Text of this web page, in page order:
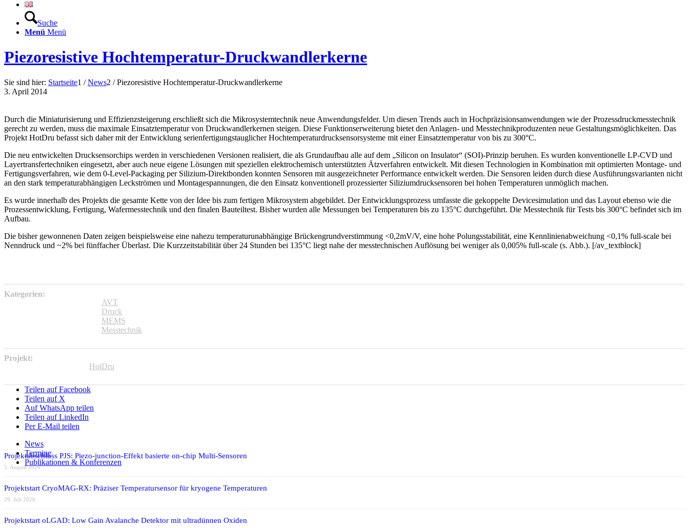
Suche
Menü Menü
Piezoresistive Hochtemperatur-Druckwandlerkerne
Sie sind hier: Startseite1 / News2 / Piezoresistive Hochtemperatur-Druckwandlerkerne
3. April 2014
Durch die Miniaturisierung und Effizienzsteigerung erschließt sich die Mikrosystemtechnik neue Anwendungsfelder. Um diesen Trends auch in Hochpräzisionsanwendungen wie der Prozessdruckmesstechnik
gerecht zu werden, muss die maximale Einsatztemperatur von Druckwandlerkernen steigen. Diese Funktionserweiterung bietet den Anlagen- und Messtechnikproduzenten neue Gestaltungsmöglichkeiten. Das
Projekt HotDru befasst sich daher mit der Entwicklung serienfertigungstauglicher Hochtemperaturdrucksensorsysteme mit einer Einsatztemperatur von bis zu 300°C.
Die neu entwickelten Drucksensorchips werden in verschiedenen Versionen realisiert, die als Grundaufbau alle auf dem „Silicon on Insulator“ (SOI)-Prinzip beruhen. Es wurden konventionelle LP-CVD und
Layertransfertechniken eingesetzt, aber auch neue eigene Lösungen mit speziellen elektrochemisch unterstützten Ätzverfahren entwickelt. Mit diesen Technologien in Kombination mit optimierten Montage- und
Fertigungsverfahren, wie dem 0-Level-Packaging per Silizium-Direktbonden konnten Sensoren mit ausgezeichneter Performance entwickelt werden. Die Sensoren leiden durch diese Ausführungsvarianten nicht
an den stark temperaturabhängigen Leckströmen und Montagespannungen, die den Einsatz konventionell prozessierter Siliziumdrucksensoren bei hohen Temperaturen unmöglich machen.
Es wurde innerhalb des Projekts die gesamte Kette von der Idee bis zum fertigen Mikrosystem abgebildet. Der Entwicklungsprozess umfasste die gekoppelte Devicesimulation und das Layout ebenso wie die
Prozessentwicklung, Fertigung, Wafermesstechnik und den finalen Bauteiltest. Bisher wurden alle Messungen bei Temperaturen bis zu 135°C durchgeführt. Die Messtechnik für Tests bis 300°C befindet sich im
Aufbau.
Die bisher gewonnenen Daten zeigen beispielsweise eine nahezu temperaturunabhängige Brückengrundverstimmung <0,2mV/V, eine hohe Polungsstabilität, eine Kennlinienabweichung <0,1% full-scale bei
Nenndruck und ~2% bei fünffacher Überlast. Die Kurzzeitstabilität über 24 Stunden bei 135°C liegt nahe der messtechnischen Auflösung bei weniger als 0,005% full-scale (s. Abb.). [/av_textblock]
Kategorien:
AVT
Druck
MEMS
Messtechnik
Projekt:
HotDru
Teilen auf Facebook
Teilen auf X
Auf WhatsApp teilen
Teilen auf LinkedIn
Per E-Mail teilen
News
Termine
Publikationen & Konferenzen
Projektabschluss PJS: Piezo-junction-Effekt basierte on-chip Multi-Sensoren
5. August 2026
Projektstart CryoMAG-RX: Präziser Temperatursensor für kryogene Temperaturen
29. Juli 2026
Projektstart oLGAD: Low Gain Avalanche Detektor mit ultradünnen Oxiden